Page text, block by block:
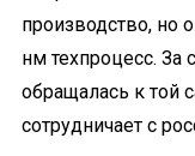
производство, но
нм техпроцесс.
обращалась к той
сотрудничает с